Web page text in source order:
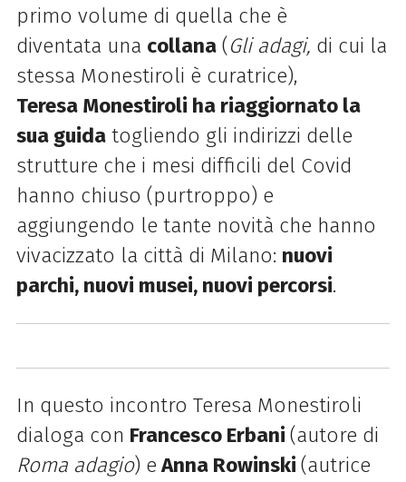
primo volume di quella che è
diventata una collana(Gli adagi, di cui la
stessa Monestiroli è curatrice),
Teresa Monestiroli ha riaggiornato la
sua guidatogliendo gli indirizzi delle
strutture che i mesi difficili del Covid
hanno chiuso (purtroppo) e
aggiungendo le tante novità che hanno
vivacizzato la città di Milano: nuovi
parchi, nuovi musei, nuovi percorsi.
In questo incontro Teresa Monestiroli
dialoga con Francesco Erbani (autore di
Roma adagio) eAnna Rowinski (autrice